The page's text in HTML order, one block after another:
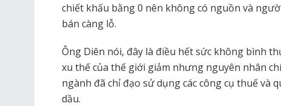
chiết khấu bằng 0 nên không có nguồn và
bán càng lỗ.
Ông Diên nói, đây là điều hết sức không bình
xu thế của thế giới giảm nhưng nguyên nhân
ngành đã chỉ đạo sử dụng các công cụ thuế và
dầu.